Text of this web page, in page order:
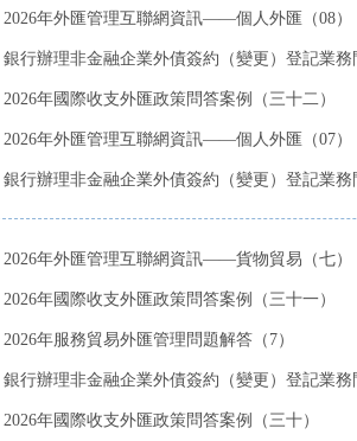
2026年外匯管理互聯網資訊——個人外匯（08）
銀行辦理非金融企業外債簽約（變更）登記業務
2026年國際收支外匯政策問答案例（三十二）
2026年外匯管理互聯網資訊——個人外匯（07）
銀行辦理非金融企業外債簽約（變更）登記業務
2026年外匯管理互聯網資訊——貨物貿易（七）
2026年國際收支外匯政策問答案例（三十一）
2026年服務貿易外匯管理問題解答（7）
銀行辦理非金融企業外債簽約（變更）登記業務
2026年國際收支外匯政策問答案例（三十）